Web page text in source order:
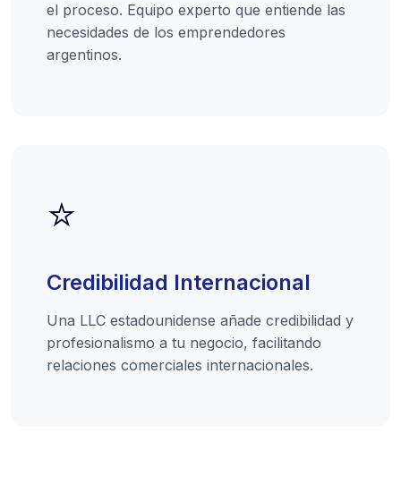
el proceso. Equipo experto que entiende las
necesidades de los emprendedores
argentinos.
⭐
Credibilidad Internacional
Una LLC estadounidense añade credibilidad y
profesionalismo a tu negocio, facilitando
relaciones comerciales internacionales.